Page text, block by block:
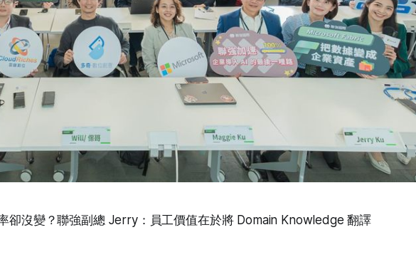
卻沒變？聯強副總 Jerry：員工價值在於將 Domain Knowledge 翻譯